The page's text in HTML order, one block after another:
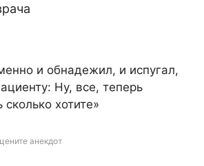
и обнадежил, и испугал,
Ну, все, теперь
хотите»
анекдот